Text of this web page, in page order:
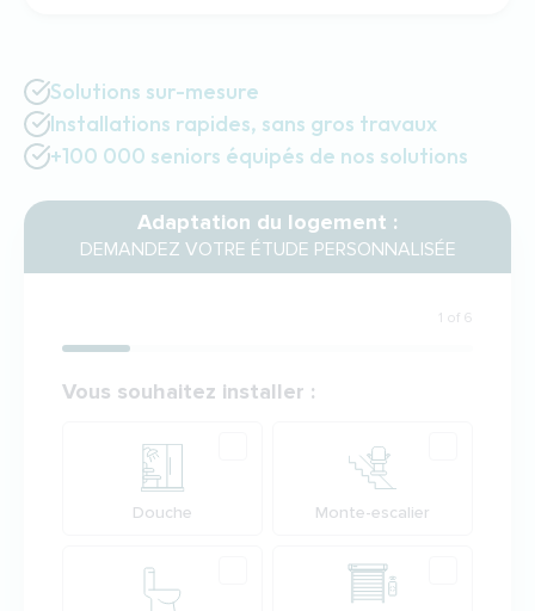
Solutions sur-mesure
Installations rapides, sans gros travaux
+100 000 seniors équipés de nos solutions
Adaptation du logement :
DEMANDEZ VOTRE ÉTUDE PERSONNALISÉE
1 of 6
Votre demande
Vous souhaitez installer :
Douche Monte-escalier